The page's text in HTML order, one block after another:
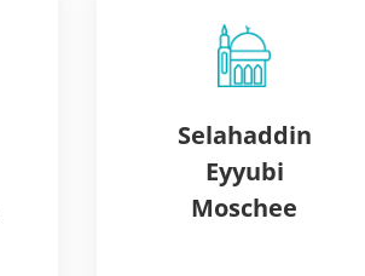
Selahaddin
Eyyubi
Moschee